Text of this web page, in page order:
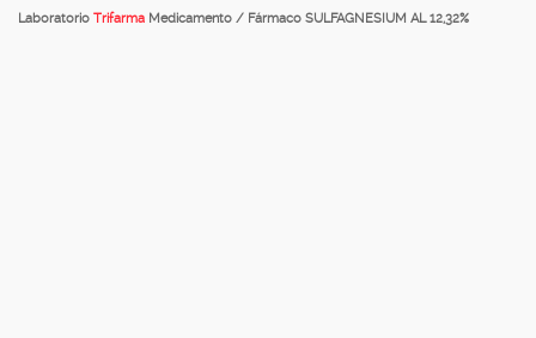
Laboratorio Trifarma Medicamento / Fármaco SULFAGNESIUM AL 12,32%